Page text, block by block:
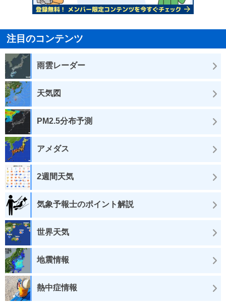
注目のコンテンツ
雨雲レーダー
天気図
PM2.5分布予測
アメダス
2週間天気
気象予報士のポイント解説
世界天気
地震情報
熱中症情報